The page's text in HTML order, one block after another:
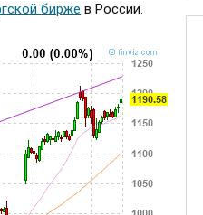
бирже в России.